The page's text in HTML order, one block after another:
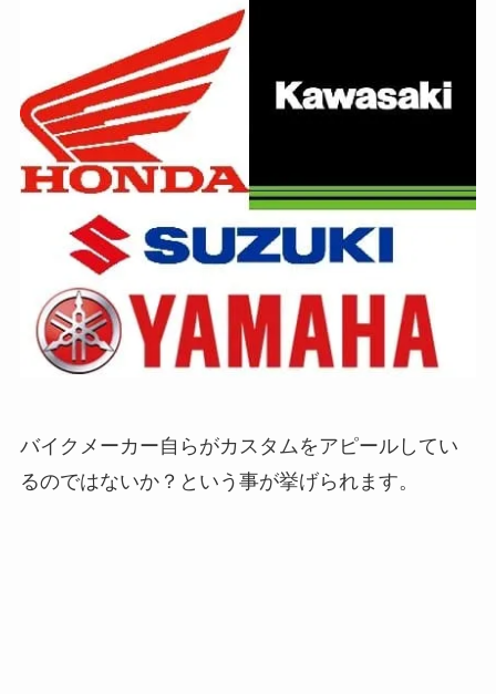
バイクメーカー自らがカスタムをアピールしてい
るのではないか？という事が挙げられます。